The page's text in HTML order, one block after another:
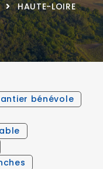
HAUTE-LOIRE
bénévole